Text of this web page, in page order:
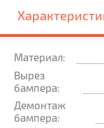
Материал:
Вырез
бампера:
Демонтаж
бампера: